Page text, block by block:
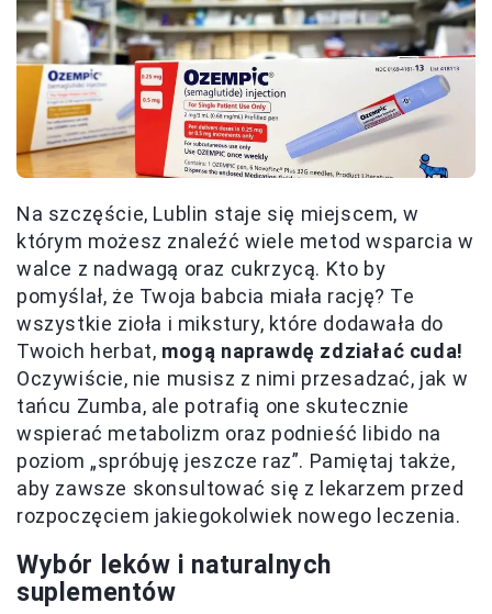
Na szczęście, Lublin staje się miejscem, w
którym możesz znaleźć wiele metod wsparcia w
walce z nadwagą oraz cukrzycą. Kto by
pomyślał, że Twoja babcia miała rację? Te
wszystkie zioła i mikstury, które dodawała do
Twoich herbat, mogą naprawdę zdziałać cuda!
Oczywiście, nie musisz z nimi przesadzać, jak w
tańcu Zumba, ale potrafią one skutecznie
wspierać metabolizm oraz podnieść libido na
poziom „spróbuję jeszcze raz”. Pamiętaj także,
aby zawsze skonsultować się z lekarzem przed
rozpoczęciem jakiegokolwiek nowego leczenia.
Wybór leków i naturalnych
suplementów